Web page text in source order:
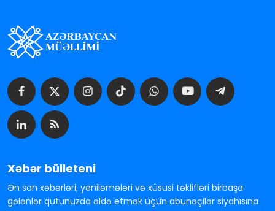
Xəbər bülleteni
Ən son xəbərləri, yeniləmələri və xüsusi təklifləri birbaşa
gələnlər qutunuzda əldə etmək üçün abunəçilər siyahısına